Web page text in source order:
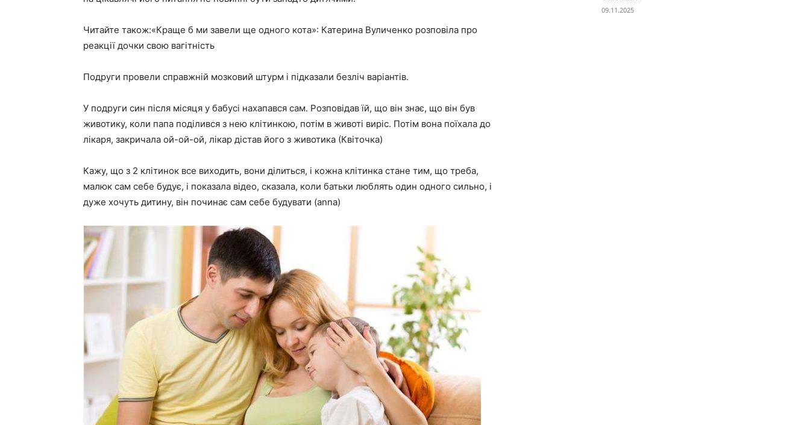
Читайте також:«Краще б ми завели ще одного кота»: Катерина Вуличенко розповіла про
реакції дочки свою вагітність
Подруги провели справжній мозковий штурм і підказали безліч варіантів.
У подруги син після місяця у бабусі нахапався сам. Розповідав їй, що він знає, що він був
животику, коли папа поділився з нею клітинкою, потім в животі виріс. Потім вона поїхала до
лікаря, закричала ой-ой-ой, лікар дістав його з животика (Квіточка)
Кажу, що з 2 клітинок все виходить, вони ділиться, і кожна клітинка стане тим, що треба,
малюк сам себе будує, і показала відео, сказала, коли батьки люблять один одного сильно, і
дуже хочуть дитину, він починає сам себе будувати (anna)
09.11.2025